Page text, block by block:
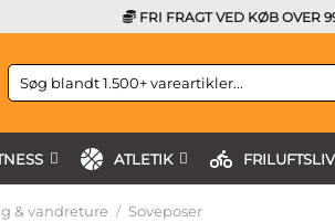
FRI FRAGT VED KØB OVER
Søg
efter:
ATLETIK FRILUFTSLIV
& vandreture / Soveposer